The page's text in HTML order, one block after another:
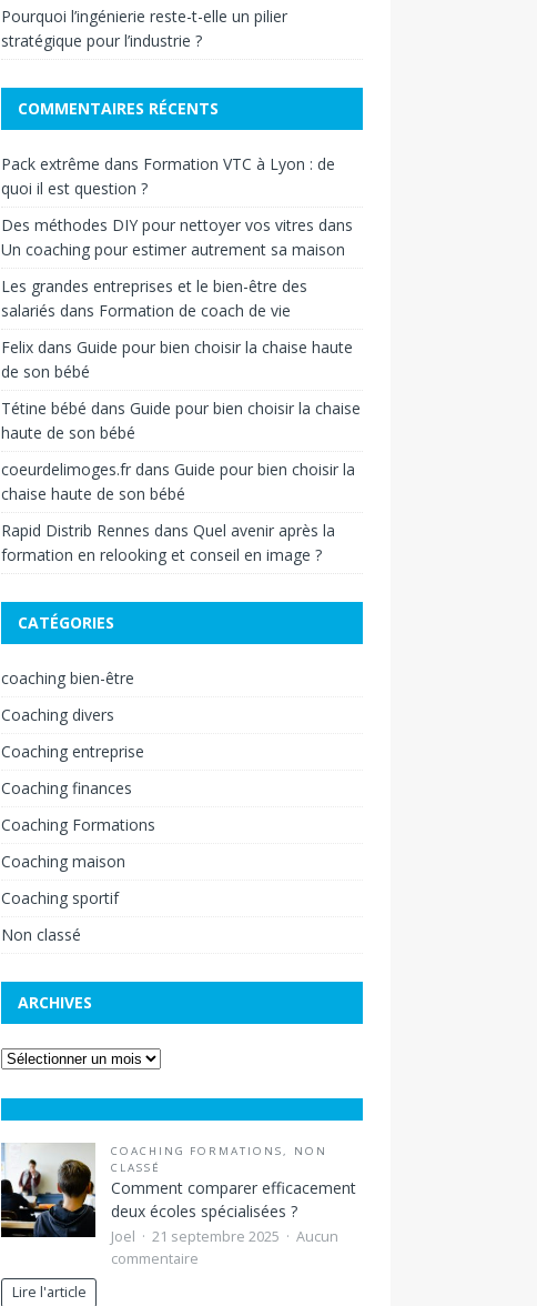
Pourquoi l’ingénierie reste-t-elle un pilier
stratégique pour l’industrie ?
COMMENTAIRES RÉCENTS
Pack extrême dans Formation VTC à Lyon : de
quoi il est question ?
Des méthodes DIY pour nettoyer vos vitres dans
Un coaching pour estimer autrement sa maison
Les grandes entreprises et le bien-être des
salariés dans Formation de coach de vie
Felixdans Guide pour bien choisir la chaise haute
de son bébé
Tétine bébé dans Guide pour bien choisir la chaise
haute de son bébé
coeurdelimoges.frdans Guide pour bien choisir la
chaise haute de son bébé
Rapid Distrib Rennes dans Quel avenir après la
formation en relooking et conseil en image ?
CATÉGORIES
coaching bien-être
Coaching divers
Coaching entreprise
Coaching finances
Coaching Formations
Coaching maison
Coaching sportif
Non classé
ARCHIVES
COACHING FORMATIONS, NON
CLASSÉ
Comment comparer efficacement
deux écoles spécialisées ?
Joel 21 septembre 2025
Aucun
commentaire
Lire l'article